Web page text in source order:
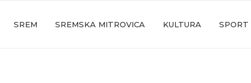
SREM SREMSKA MITROVICA KULTURA SPORT